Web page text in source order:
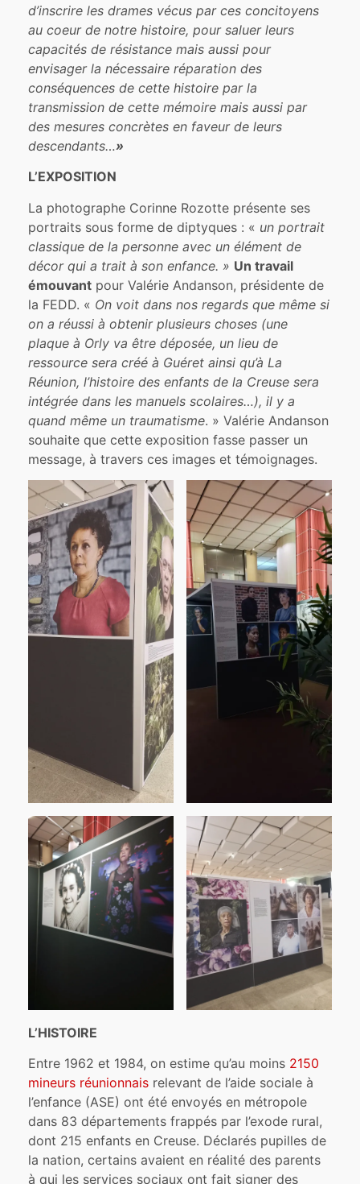
d’inscrire les drames vécus par ces concitoyens
au coeur de notre histoire, pour saluer leurs
capacités de résistance mais aussi pour
envisager la nécessaire réparation des
conséquences de cette histoire par la
transmission de cette mémoire mais aussi par
des mesures concrètes en faveur de leurs
descendants…»
L’EXPOSITION
La photographe Corinne Rozotte présente ses
portraits sous forme de diptyques : « un portrait
classique de la personne avec un élément de
décor qui a trait à son enfance. » Un travail
émouvant pour Valérie Andanson, présidente de
la FEDD. « On voit dans nos regards que même si
on a réussi à obtenir plusieurs choses (une
plaque à Orly va être déposée, un lieu de
ressource sera créé à Guéret ainsi qu’à La
Réunion, l’histoire des enfants de la Creuse sera
intégrée dans les manuels scolaires…), il y a
quand même un traumatisme. » Valérie Andanson
souhaite que cette exposition fasse passer un
message, à travers ces images et témoignages.
L’HISTOIRE
Entre 1962 et 1984, on estime qu’au moins 2150
mineurs réunionnais relevant de l’aide sociale à
l’enfance (ASE) ont été envoyés en métropole
dans 83 départements frappés par l’exode rural,
dont 215 enfants en Creuse. Déclarés pupilles de
la nation, certains avaient en réalité des parents
à qui les services sociaux ont fait signer des